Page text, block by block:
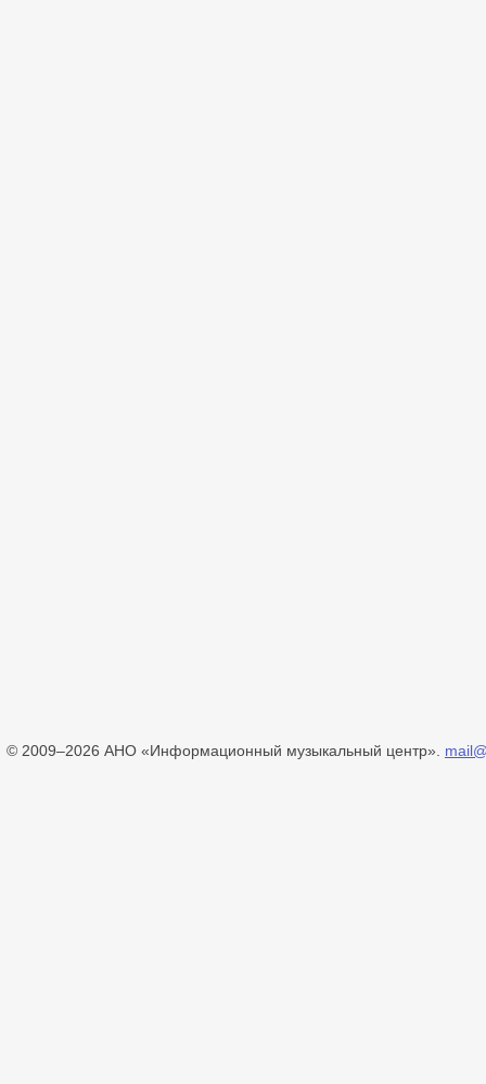
© 2009–2026 АНО «Информационный музыкальный центр».